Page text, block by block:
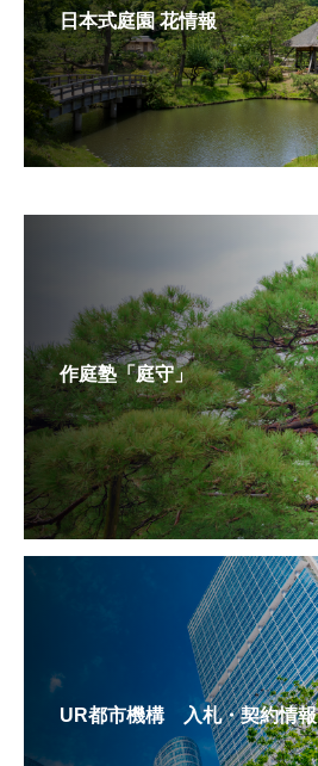
日本式庭園 花情報
作庭塾「庭守」
UR都市機構 入札・契約情報